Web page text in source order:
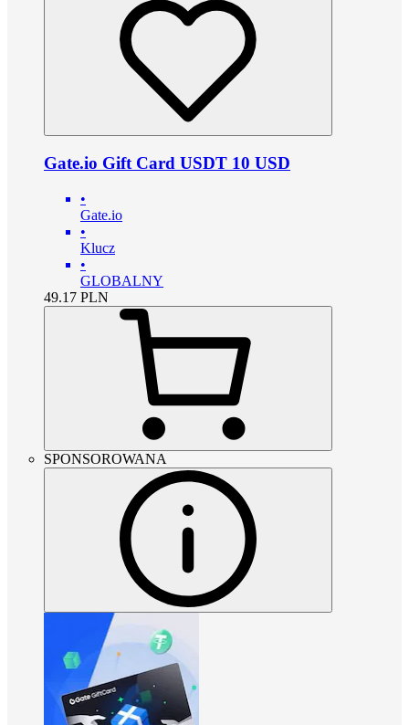
Gate.io Gift Card USDT 10 USD
•
Gate.io
•
Klucz
•
GLOBALNY
49.17 PLN
SPONSOROWANA